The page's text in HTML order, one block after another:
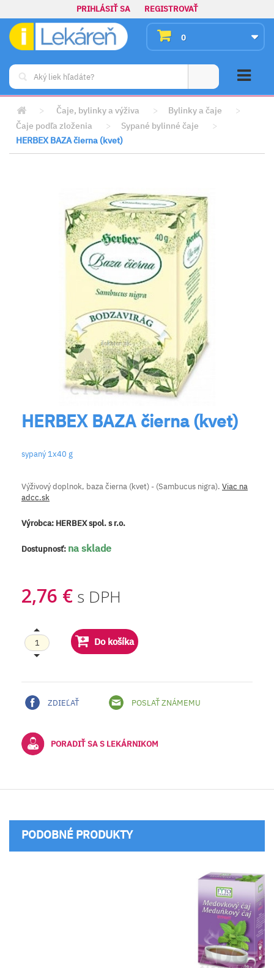
PRIHLÁSIŤ SA REGISTROVAŤ
0
> Čaje, bylinky a výživa > Bylinky a čaje
>
Čaje podľa zloženia
> Sypané bylinné čaje
>
HERBEX BAZA čierna (kvet)
HERBEX BAZA čierna (kvet)
sypaný 1x40 g
Výživový doplnok, baza čierna (kvet) - (Sambucus nigra). Viac na
adcc.sk
Výrobca: HERBEX spol. s r.o.
Dostupnosť: na sklade
2,76 € s DPH
Do košíka
ZDIEĽAŤ POSLAŤ ZNÁMEMU
PORADIŤ SA S LEKÁRNIKOM
PODOBNÉ PRODUKTY